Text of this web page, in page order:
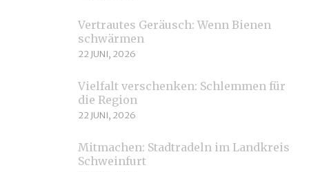
Vertrautes Geräusch: Wenn Bienen
schwärmen
22 JUNI, 2026
Vielfalt verschenken: Schlemmen für
die Region
22 JUNI, 2026
Mitmachen: Stadtradeln im Landkreis
Schweinfurt